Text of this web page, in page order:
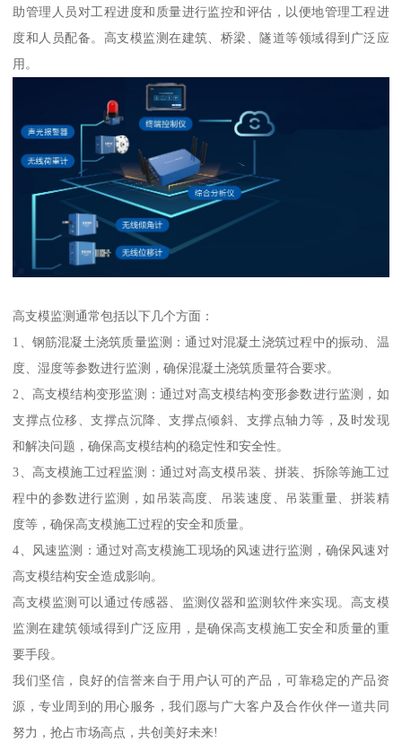
助管理人员对工程进度和质量进行监控和评估，以便地管理工程进
度和人员配备。高支模监测在建筑、桥梁、隧道等领域得到广泛应
用。
高支模监测通常包括以下几个方面：
1、钢筋混凝土浇筑质量监测：通过对混凝土浇筑过程中的振动、温
度、湿度等参数进行监测，确保混凝土浇筑质量符合要求。
2、高支模结构变形监测：通过对高支模结构变形参数进行监测，如
支撑点位移、支撑点沉降、支撑点倾斜、支撑点轴力等，及时发现
和解决问题，确保高支模结构的稳定性和安全性。
3、高支模施工过程监测：通过对高支模吊装、拼装、拆除等施工过
程中的参数进行监测，如吊装高度、吊装速度、吊装重量、拼装精
度等，确保高支模施工过程的安全和质量。
4、风速监测：通过对高支模施工现场的风速进行监测，确保风速对
高支模结构安全造成影响。
高支模监测可以通过传感器、监测仪器和监测软件来实现。高支模
监测在建筑领域得到广泛应用，是确保高支模施工安全和质量的重
要手段。
我们坚信，良好的信誉来自于用户认可的产品，可靠稳定的产品资
源，专业周到的用心服务，我们愿与广大客户及合作伙伴一道共同
努力，抢占市场高点，共创美好未来!